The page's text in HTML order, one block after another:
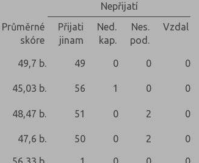
Nepřijatí
Průměrné
skóre
Přijati
jinam
Ned.
kap.
Nes.
pod.
Vzdal
49,7 b. 49 0 0 0
45,03 b. 56 1 0 0
48,47 b. 51 0 2 0
47,6 b. 50 0 2 0